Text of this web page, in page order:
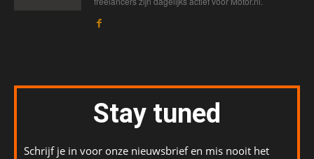
Stay tuned
Schrijf je in voor onze nieuwsbrief en mis nooit het